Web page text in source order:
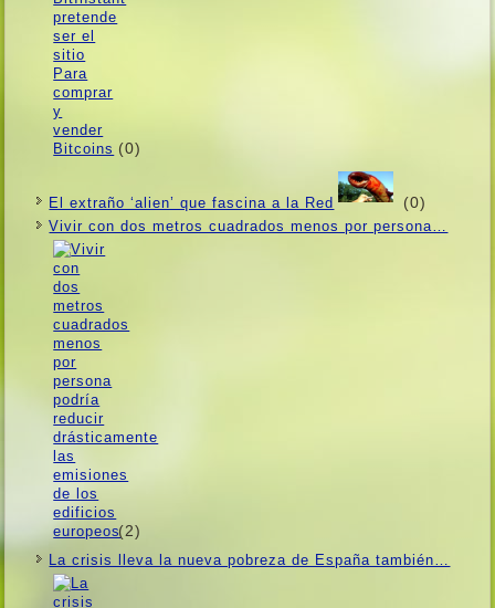
(0)
El extraño ‘alien’ que fascina a la Red (0)
Vivir con dos metros cuadrados menos por persona…
(2)
La crisis lleva la nueva pobreza de España también…